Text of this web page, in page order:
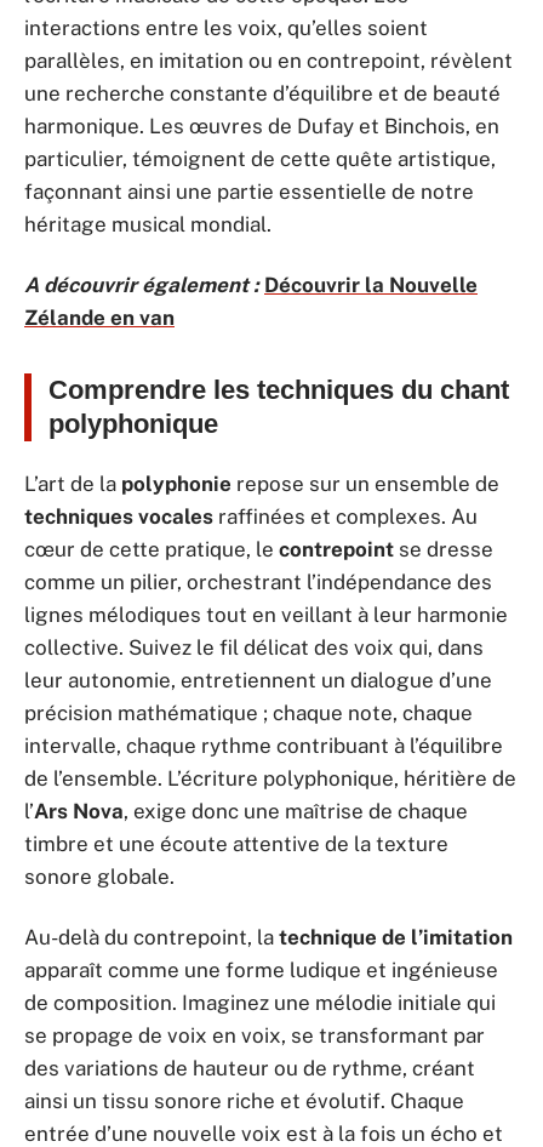
interactions entre les voix, qu’elles soient
parallèles, en imitation ou en contrepoint, révèlent
une recherche constante d’équilibre et de beauté
harmonique. Les œuvres de Dufay et Binchois, en
particulier, témoignent de cette quête artistique,
façonnant ainsi une partie essentielle de notre
héritage musical mondial.
A découvrir également : Découvrir la Nouvelle
Zélande en van
Comprendre les techniques du chant
polyphonique
L’art de la polyphonie repose sur un ensemble de
techniques vocales raffinées et complexes. Au
cœur de cette pratique, le contrepoint se dresse
comme un pilier, orchestrant l’indépendance des
lignes mélodiques tout en veillant à leur harmonie
collective. Suivez le fil délicat des voix qui, dans
leur autonomie, entretiennent un dialogue d’une
précision mathématique ; chaque note, chaque
intervalle, chaque rythme contribuant à l’équilibre
de l’ensemble. L’écriture polyphonique, héritière de
l’Ars Nova, exige donc une maîtrise de chaque
timbre et une écoute attentive de la texture
sonore globale.
Au-delà du contrepoint, la technique de l’imitation
apparaît comme une forme ludique et ingénieuse
de composition. Imaginez une mélodie initiale qui
se propage de voix en voix, se transformant par
des variations de hauteur ou de rythme, créant
ainsi un tissu sonore riche et évolutif. Chaque
entrée d’une nouvelle voix est à la fois un écho et